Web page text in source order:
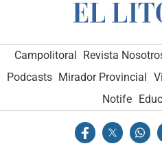
Campolitoral Revista
Podcasts Mirador Provincial
Notife